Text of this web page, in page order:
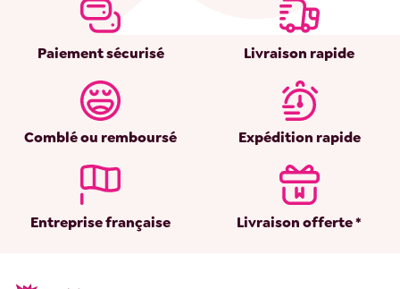
Paiement sécurisé Livraison rapide
Comblé ou remboursé Expédition rapide
Entreprise française Livraison offerte *